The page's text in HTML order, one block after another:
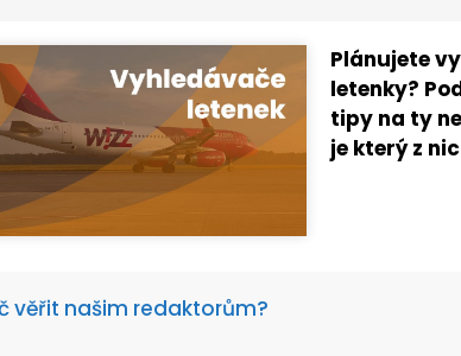
Plánujete
letenky?
tipy na ty
je který z
věřit našim redaktorům?